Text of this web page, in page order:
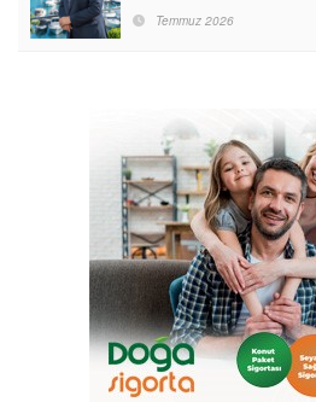
Destinasyon Haline
Temmuz 2026